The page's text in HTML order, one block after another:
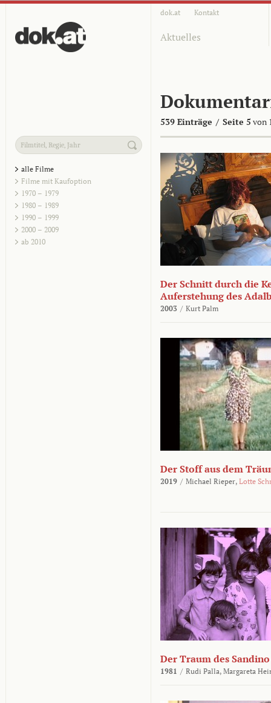
dok.at Kontakt
Aktuelles
539 Einträge / Seite 5 von
alle Filme
Filme mit Kaufoption
1970 – 1979
1980 – 1989
1990 – 1999
2000 – 2009
ab 2010
Der Schnitt durch die
Auferstehung des
2003 / Kurt Palm
Der Stoff aus dem
2019 / Michael Rieper, Lotte
Der Traum des Sandino
1981 / Rudi Palla, Margareta